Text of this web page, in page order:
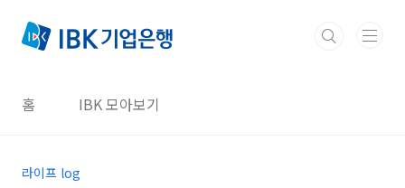
홈 IBK 모아보기
라이프 log